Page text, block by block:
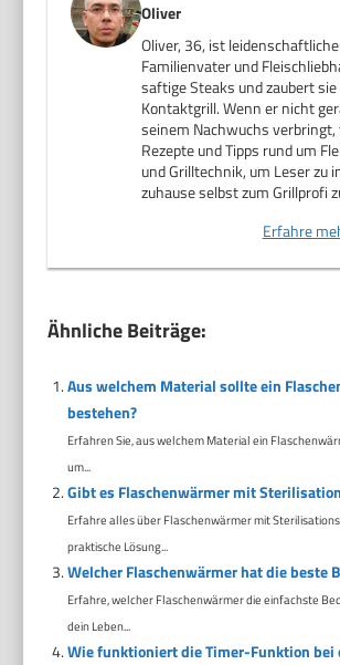
Oliver
Oliver, 36, ist
Familienvater und
saftige Steaks und zaubert
Kontaktgrill. Wenn er nicht
seinem Nachwuchs
Rezepte und Tipps rund um
und Grilltechnik, um Leser zu
zuhause selbst zum Grillprofi
Erfahre
Ähnliche Beiträge:
Aus welchem Material sollte ein
bestehen?
Erfahren Sie, aus welchem Material ein
um...
Gibt es Flaschenwärmer mit
Erfahre alles über Flaschenwärmer mit
praktische Lösung...
Welcher Flaschenwärmer hat die beste
Erfahre, welcher Flaschenwärmer die einfachste
dein Leben...
Wie funktioniert die Timer-Funktion bei